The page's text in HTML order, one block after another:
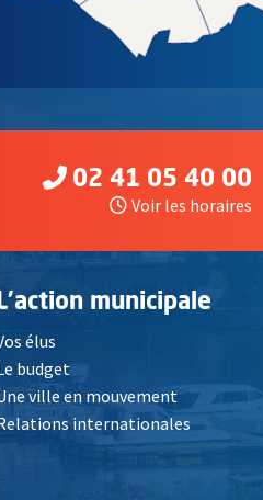
02 41 05 40 00
Voir les horaires
municipale
élus
budget
ville en mouvement
internationales